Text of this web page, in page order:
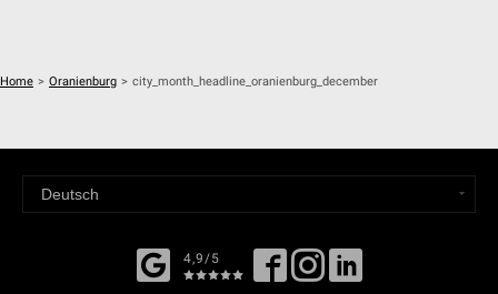
Home > Oranienburg > city_month_headline_oranienburg_december
4,9/5